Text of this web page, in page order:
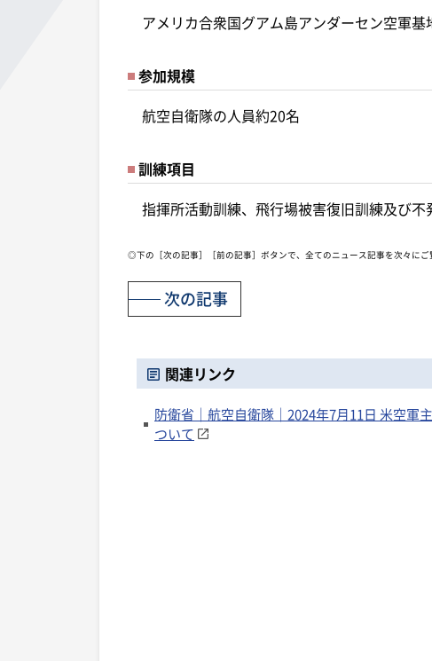
アメリカ合衆国グアム島アンダーセン空軍基
参加規模
航空自衛隊の人員約20名
訓練項目
指揮所活動訓練、飛行場被害復旧訓練及び不
◎下の［次の記事］［前の記事］ボタンで、全てのニュース記事を次々にご
次の記事
関連リンク
防衛省｜航空自衛隊｜2024年7月11日 米空軍
ついて